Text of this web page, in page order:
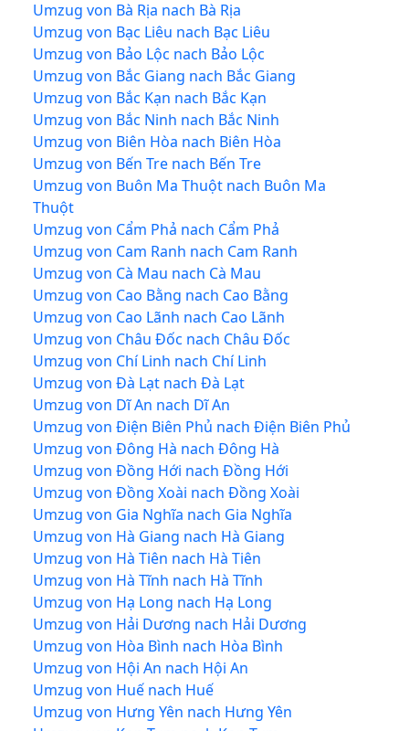
Umzug von Bà Rịa nach Bà Rịa
Umzug von Bạc Liêu nach Bạc Liêu
Umzug von Bảo Lộc nach Bảo Lộc
Umzug von Bắc Giang nach Bắc Giang
Umzug von Bắc Kạn nach Bắc Kạn
Umzug von Bắc Ninh nach Bắc Ninh
Umzug von Biên Hòa nach Biên Hòa
Umzug von Bến Tre nach Bến Tre
Umzug von Buôn Ma Thuột nach Buôn Ma
Thuột
Umzug von Cẩm Phả nach Cẩm Phả
Umzug von Cam Ranh nach Cam Ranh
Umzug von Cà Mau nach Cà Mau
Umzug von Cao Bằng nach Cao Bằng
Umzug von Cao Lãnh nach Cao Lãnh
Umzug von Châu Đốc nach Châu Đốc
Umzug von Chí Linh nach Chí Linh
Umzug von Đà Lạt nach Đà Lạt
Umzug von Dĩ An nach Dĩ An
Umzug von Điện Biên Phủ nach Điện Biên Phủ
Umzug von Đông Hà nach Đông Hà
Umzug von Đồng Hới nach Đồng Hới
Umzug von Đồng Xoài nach Đồng Xoài
Umzug von Gia Nghĩa nach Gia Nghĩa
Umzug von Hà Giang nach Hà Giang
Umzug von Hà Tiên nach Hà Tiên
Umzug von Hà Tĩnh nach Hà Tĩnh
Umzug von Hạ Long nach Hạ Long
Umzug von Hải Dương nach Hải Dương
Umzug von Hòa Bình nach Hòa Bình
Umzug von Hội An nach Hội An
Umzug von Huế nach Huế
Umzug von Hưng Yên nach Hưng Yên